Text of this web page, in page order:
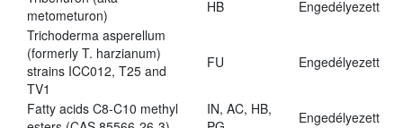
metometuron)
HB
Engedélyezett
Trichoderma asperellum
(formerly T. harzianum)
strains ICC012, T25 and
TV1
FU Engedélyezett
Fatty acids C8-C10 methyl
IN, AC, HB,
Engedélyezett